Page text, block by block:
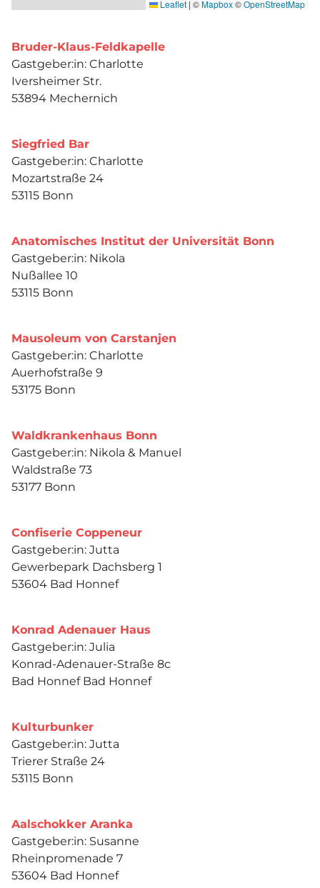
Leaflet | ©Mapbox©OpenStreetMap
Bruder-Klaus-Feldkapelle
Gastgeber:in: Charlotte
Iversheimer Str.
53894 Mechernich
Siegfried Bar
Gastgeber:in: Charlotte
Mozartstraße 24
53115 Bonn
Anatomisches Institut der Universität Bonn
Gastgeber:in: Nikola
Nußallee 10
53115 Bonn
Mausoleum von Carstanjen
Gastgeber:in: Charlotte
Auerhofstraße 9
53175 Bonn
Waldkrankenhaus Bonn
Gastgeber:in: Nikola & Manuel
Waldstraße 73
53177 Bonn
Confiserie Coppeneur
Gastgeber:in: Jutta
Gewerbepark Dachsberg 1
53604 Bad Honnef
Konrad Adenauer Haus
Gastgeber:in: Julia
Konrad-Adenauer-Straße 8c
Bad Honnef Bad Honnef
Kulturbunker
Gastgeber:in: Jutta
Trierer Straße 24
53115 Bonn
Aalschokker Aranka
Gastgeber:in: Susanne
Rheinpromenade 7
53604 Bad Honnef